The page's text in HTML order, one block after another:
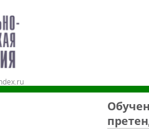
в АНО ДПО «СТА»